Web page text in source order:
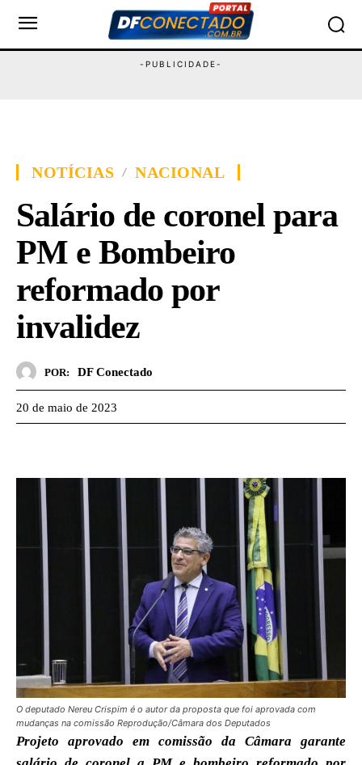
NOTÍCIAS NACIONAL
Salário de coronel para
PM e Bombeiro
reformado por
invalidez
POR: DF Conectado
20 de maio de 2023
O deputado Nereu Crispim é o autor da proposta que foi aprovada com
mudanças na comissão Reprodução/Câmara dos Deputados
Projeto aprovado em comissão da Câmara garante